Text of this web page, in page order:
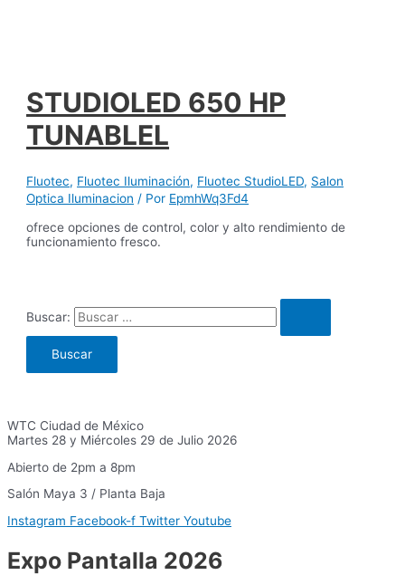
STUDIOLED 650 HP
TUNABLEL
Fluotec, Fluotec Iluminación, Fluotec StudioLED, Salon
Optica Iluminacion / Por EpmhWq3Fd4
ofrece opciones de control, color y alto rendimiento de
funcionamiento fresco.
Buscar:
WTC Ciudad de México
Martes 28 y Miércoles 29 de Julio 2026
Abierto de 2pm a 8pm
Salón Maya 3 / Planta Baja
Instagram Facebook-f Twitter Youtube
Expo Pantalla 2026